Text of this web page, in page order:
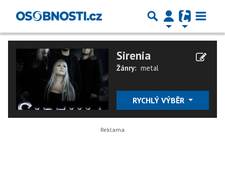
Sirenia
Žánry: metal
RYCHLÝ VÝBĚR